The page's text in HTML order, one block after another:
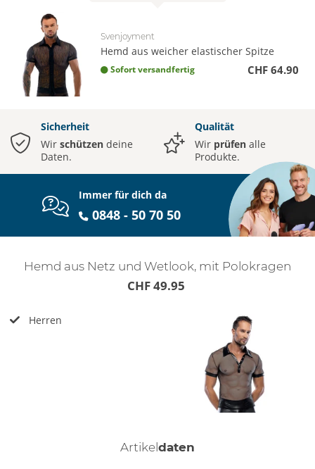
Svenjoyment
Hemd aus weicher elastischer Spitze
Sofort versandfertig CHF 64.90
Sicherheit
Wir schützen deine
Daten.
Qualität
Wir prüfen alle
Produkte.
Immer für dich da
0848 - 50 70 50
Hemd aus Netz und Wetlook, mit Polokragen
CHF 49.95
Herren
Artikel daten